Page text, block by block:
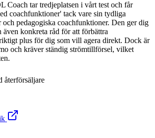
tar tredjeplatsen i vårt test och får
coachfunktioner' tack vare sin tydliga
pedagogiska coachfunktioner. Den ger dig
även konkreta råd för att förbättra
plus för dig som vill agera direkt. Dock är
och kräver ständig strömtillförsel, vilket
återförsäljare